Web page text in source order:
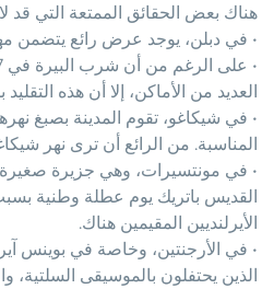
هناك بعض الحقائق الممتعة التي قد
• في دبلن، يوجد عرض رائع يتضمن
العديد من الأماكن، إلا أن هذه التقليد
• في شيكاغو، تقوم المدينة بصبغ
المناسبة. من الرائع أن ترى نهر
• في مونتسيرات، وهي جزيرة صغيرة
القديس باتريك يوم عطلة وطنية
الأيرلنديين المقيمين هناك.
• في الأرجنتين، وخاصة في بوينس
الذين يحتفلون بالموسيقى السلتية،